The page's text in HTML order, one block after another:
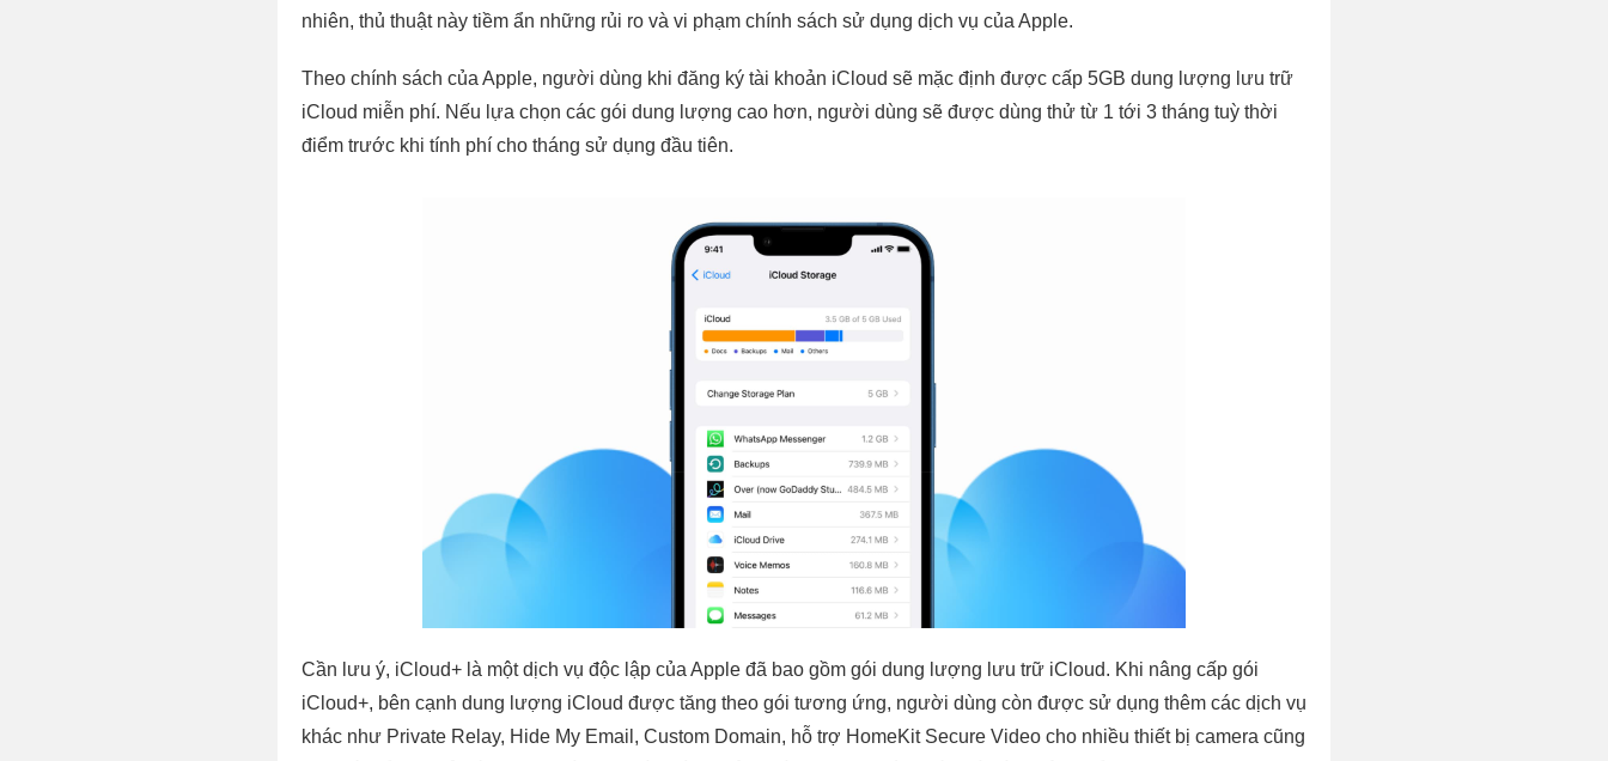
nhiên, thủ thuật này tiềm ẩn những rủi ro và vi phạm chính sách sử dụng dịch vụ của Apple.
Theo chính sách của Apple, người dùng khi đăng ký tài khoản iCloud sẽ mặc định được cấp 5GB dung lượng lưu trữ
iCloud miễn phí. Nếu lựa chọn các gói dung lượng cao hơn, người dùng sẽ được dùng thử từ 1 tới 3 tháng tuỳ thời
điểm trước khi tính phí cho tháng sử dụng đầu tiên.
Cần lưu ý, iCloud+ là một dịch vụ độc lập của Apple đã bao gồm gói dung lượng lưu trữ iCloud. Khi nâng cấp gói
iCloud+, bên cạnh dung lượng iCloud được tăng theo gói tương ứng, người dùng còn được sử dụng thêm các dịch vụ
khác như Private Relay, Hide My Email, Custom Domain, hỗ trợ HomeKit Secure Video cho nhiều thiết bị camera cũng